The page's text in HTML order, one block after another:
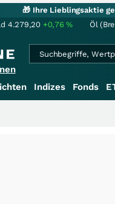
🎁 Ihre Lieblingsaktie
4.279,20 +0,76% Öl
Indizes Fonds